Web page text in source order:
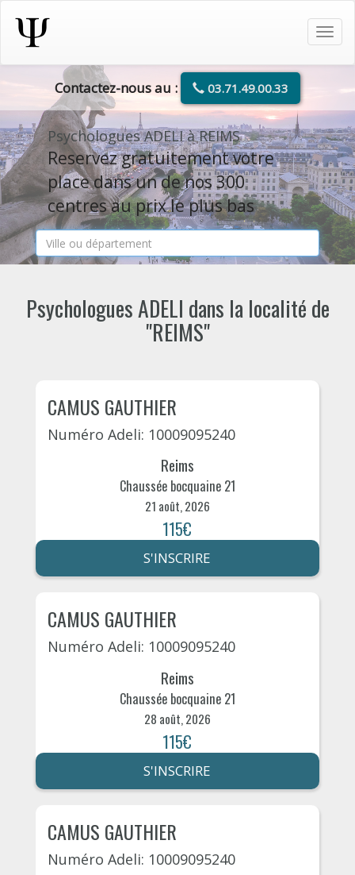
Contactez-nous au : 03.71.49.00.33
Psychologues ADELI à REIMS
Reservez gratuitement votre
place dans un de nos 300
centres au prix le plus bas
Psychologues ADELI dans la localité de
"REIMS"
CAMUS GAUTHIER
Numéro Adeli: 10009095240
Reims
Chaussée bocquaine 21
21 août, 2026
115€
S'INSCRIRE
CAMUS GAUTHIER
Numéro Adeli: 10009095240
Reims
Chaussée bocquaine 21
28 août, 2026
115€
S'INSCRIRE
CAMUS GAUTHIER
Numéro Adeli: 10009095240